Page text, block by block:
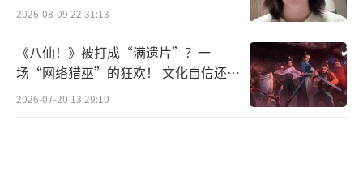
2026-08-09 22:31:13
《八仙！》被打成“满遗片”？一
场“网络猎巫”的狂欢！ 文化自信还是
焦虑？
2026-07-20 13:29:10